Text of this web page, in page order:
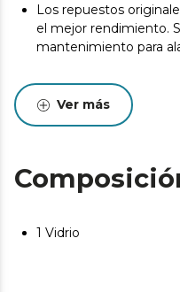
Los repuestos
el mejor rendimiento.
mantenimiento para
Ver más
1 Vidrio